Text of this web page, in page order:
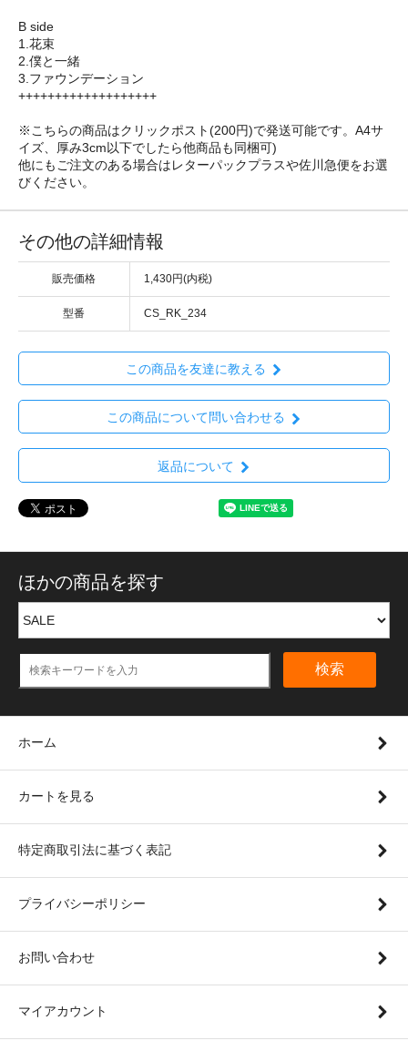
B side
1.花束
2.僕と一緒
3.ファウンデーション
+++++++++++++++++++
※こちらの商品はクリックポスト(200円)で発送可能です。A4サ
イズ、厚み3cm以下でしたら他商品も同梱可)
他にもご注文のある場合はレターパックプラスや佐川急便をお選
びください。
その他の詳細情報
販売価格 1,430円(内税)
型番 CS_RK_234
この商品を友達に教える
この商品について問い合わせる
返品について
ほかの商品を探す
検索
ホーム
カートを見る
特定商取引法に基づく表記
プライバシーポリシー
お問い合わせ
マイアカウント